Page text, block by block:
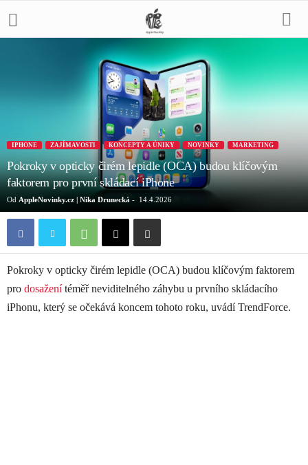
IPHONE ZAJÍMAVOSTI KONCEPTY A ÚNIKY NOVINKY MARKETING
Pokroky v opticky čirém lepidle (OCA) budou klíčovým
faktorem pro první skládací iPhone
Od AppleNovinky.cz | Nika Drunecká - 14.4.2026
Pokroky v opticky čirém lepidle (OCA) budou klíčovým faktorem
pro dosažení téměř neviditelného záhybu u prvního skládacího
iPhonu, který se očekává koncem tohoto roku, uvádí TrendForce.